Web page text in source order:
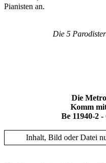
Pianisten an.
Die 5
Die
Komm
Be 11940-2
Inhalt, Bild oder Datei